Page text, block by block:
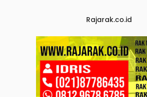
Rajarak.co.id